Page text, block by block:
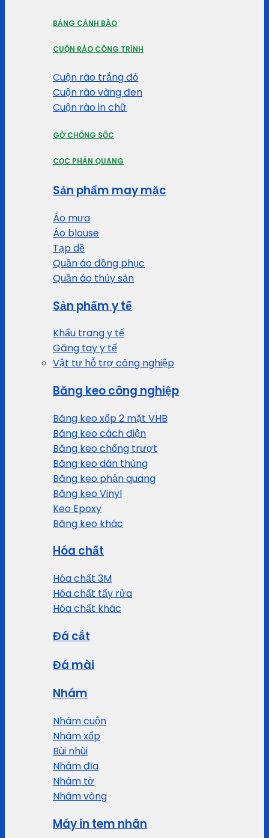
BẢNG CẢNH BÁO
CUỘN RÀO CÔNG TRÌNH
Cuộn rào trắng đỏ
Cuộn rào vàng đen
Cuộn rào in chữ
GỜ CHỐNG SỐC
CỌC PHẢN QUANG
Sản phẩm may mặc
Áo mưa
Áo blouse
Tạp dề
Quần áo đồng phục
Quần áo thủy sản
Sản phẩm y tế
Khẩu trang y tế
Găng tay y tế
Vật tư hỗ trợ công nghiệp
Băng keo công nghiệp
Băng keo xốp 2 mặt VHB
Băng keo cách điện
Băng keo chống trượt
Băng keo dán thùng
Băng keo phản quang
Băng keo Vinyl
Keo Epoxy
Băng keo khác
Hóa chất
Hóa chất 3M
Hóa chất tẩy rửa
Hóa chất khác
Đá cắt
Đá mài
Nhám
Nhám cuộn
Nhám xốp
Bùi nhùi
Nhám đĩa
Nhám tờ
Nhám vòng
Máy in tem nhãn